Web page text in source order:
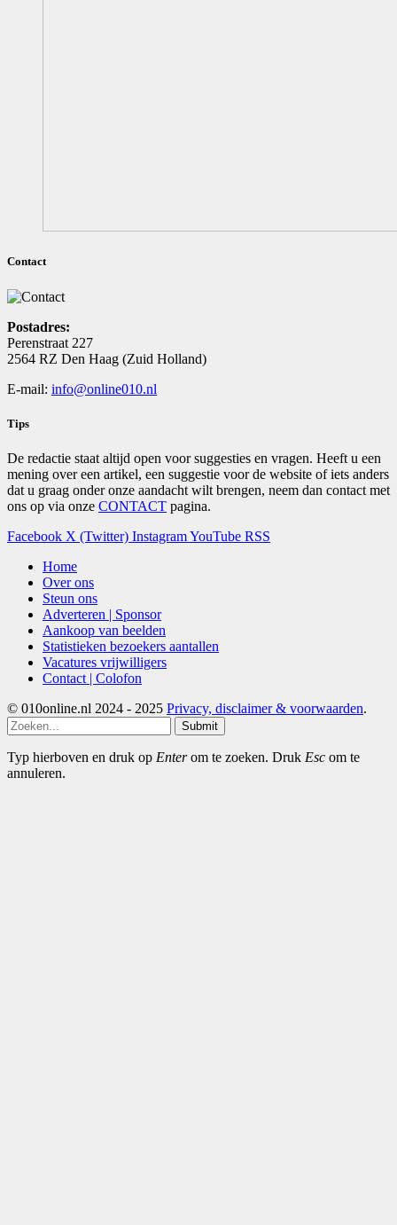
Contact
Postadres:
Perenstraat 227
2564 RZ Den Haag (Zuid Holland)
E-mail: info@online010.nl
Tips
De redactie staat altijd open voor suggesties en vragen. Heeft u een
mening over een artikel, een suggestie voor de website of iets anders
dat u graag onder onze aandacht wilt brengen, neem dan contact met
ons op via onze CONTACT pagina.
Facebook X (Twitter) InstagramYouTube RSS
Home
Over ons
Steun ons
Adverteren | Sponsor
Aankoop van beelden
Statistieken bezoekers aantallen
Vacatures vrijwilligers
Contact | Colofon
© 010online.nl 2024 - 2025 Privacy, disclaimer & voorwaarden.
Submit
Typ hierboven en druk op Enterom te zoeken. Druk Esc om te
annuleren.